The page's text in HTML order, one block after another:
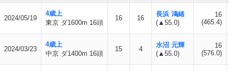
2024/05/19
4歳上
東京 ダ1600m 16頭
16 16
長浜 鴻緒
(▲55.0)
16
(465.4)
2024/03/23
4歳上
中京 ダ1400m 16頭
15 4
水沼 元輝
(▲55.0)
16
(576.0)